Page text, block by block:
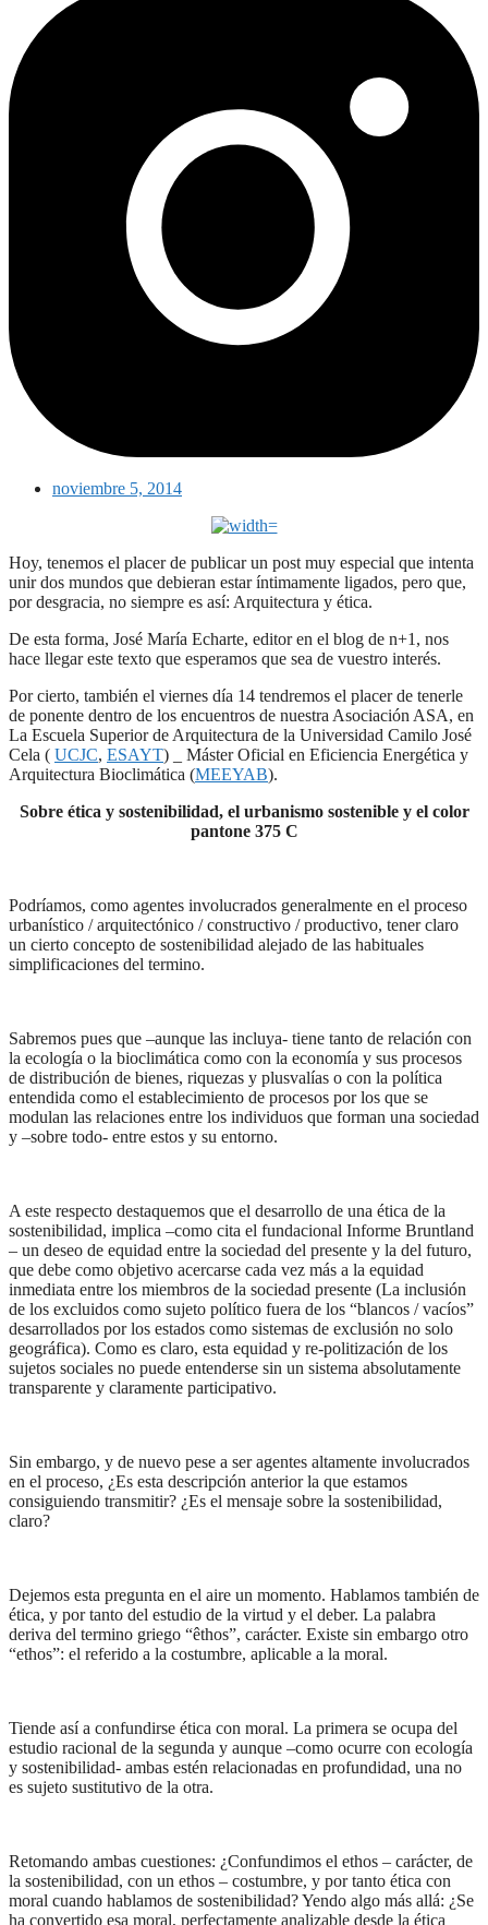
noviembre 5, 2014
Hoy, tenemos el placer de publicar un post muy especial que intenta
unir dos mundos que debieran estar íntimamente ligados, pero que,
por desgracia, no siempre es así: Arquitectura y ética.
De esta forma, José María Echarte, editor en el blog de n+1, nos
hace llegar este texto que esperamos que sea de vuestro interés.
Por cierto, también el viernes día 14 tendremos el placer de tenerle
de ponente dentro de los encuentros de nuestra Asociación ASA, en
La Escuela Superior de Arquitectura de la Universidad Camilo José
Cela ( UCJC, ESAYT) _ Máster Oficial en Eficiencia Energética y
Arquitectura Bioclimática (MEEYAB).
Sobre ética y sostenibilidad, el urbanismo sostenible y el color
pantone 375 C
Podríamos, como agentes involucrados generalmente en el proceso
urbanístico / arquitectónico / constructivo / productivo, tener claro
un cierto concepto de sostenibilidad alejado de las habituales
simplificaciones del termino.
Sabremos pues que –aunque las incluya- tiene tanto de relación con
la ecología o la bioclimática como con la economía y sus procesos
de distribución de bienes, riquezas y plusvalías o con la política
entendida como el establecimiento de procesos por los que se
modulan las relaciones entre los individuos que forman una sociedad
y –sobre todo- entre estos y su entorno.
A este respecto destaquemos que el desarrollo de una ética de la
sostenibilidad, implica –como cita el fundacional Informe Bruntland
– un deseo de equidad entre la sociedad del presente y la del futuro,
que debe como objetivo acercarse cada vez más a la equidad
inmediata entre los miembros de la sociedad presente (La inclusión
de los excluidos como sujeto político fuera de los “blancos / vacíos”
desarrollados por los estados como sistemas de exclusión no solo
geográfica). Como es claro, esta equidad y re-politización de los
sujetos sociales no puede entenderse sin un sistema absolutamente
transparente y claramente participativo.
Sin embargo, y de nuevo pese a ser agentes altamente involucrados
en el proceso, ¿Es esta descripción anterior la que estamos
consiguiendo transmitir? ¿Es el mensaje sobre la sostenibilidad,
claro?
Dejemos esta pregunta en el aire un momento. Hablamos también de
ética, y por tanto del estudio de la virtud y el deber. La palabra
deriva del termino griego “êthos”, carácter. Existe sin embargo otro
“ethos”: el referido a la costumbre, aplicable a la moral.
Tiende así a confundirse ética con moral. La primera se ocupa del
estudio racional de la segunda y aunque –como ocurre con ecología
y sostenibilidad- ambas estén relacionadas en profundidad, una no
es sujeto sustitutivo de la otra.
Retomando ambas cuestiones: ¿Confundimos el ethos – carácter, de
la sostenibilidad, con un ethos – costumbre, y por tanto ética con
moral cuando hablamos de sostenibilidad? Yendo algo más allá: ¿Se
ha convertido esa moral, perfectamente analizable desde la ética